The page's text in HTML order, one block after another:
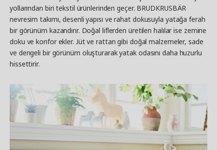
yollarından biri tekstil ürünlerinden geçer. BRUDKRUSBÄR
nevresim takımı, desenli yapısı ve rahat dokusuyla yatağa ferah
bir görünüm kazandırır. Doğal liflerden üretilen halılar ise zemine
doku ve konfor ekler. Jüt ve rattan gibi doğal malzemeler, sade
ve dengeli bir görünüm oluşturarak yatak odasını daha huzurlu
hissettirir.